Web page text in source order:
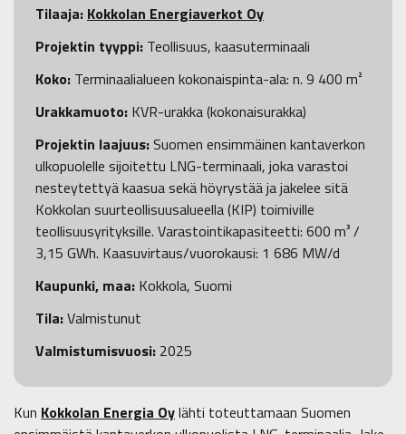
Tilaaja: Kokkolan Energiaverkot Oy
Projektin tyyppi: Teollisuus, kaasuterminaali
Koko: Terminaalialueen kokonaispinta-ala: n. 9 400 m²
Urakkamuoto: KVR-urakka (kokonaisurakka)
Projektin laajuus:Suomen ensimmäinen kantaverkon
ulkopuolelle sijoitettu LNG-terminaali, joka varastoi
nesteytettyä kaasua sekä höyrystää ja jakelee sitä
Kokkolan suurteollisuusalueella (KIP) toimiville
teollisuusyrityksille. Varastointikapasiteetti: 600 m³ /
3,15 GWh. Kaasuvirtaus/vuorokausi: 1 686 MW/d
Kaupunki, maa: Kokkola, Suomi
Tila:Valmistunut
Valmistumisvuosi: 2025
Kun Kokkolan Energia Oylähti toteuttamaan Suomen